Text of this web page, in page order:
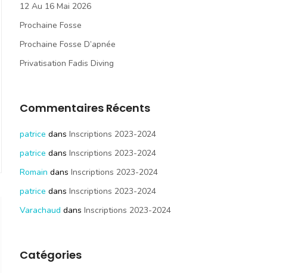
12 Au 16 Mai 2026
Prochaine Fosse
Prochaine Fosse D’apnée
Privatisation Fadis Diving
Commentaires Récents
patrice dans Inscriptions 2023-2024
patrice dans Inscriptions 2023-2024
Romain dans Inscriptions 2023-2024
patrice dans Inscriptions 2023-2024
Varachaud dans Inscriptions 2023-2024
Catégories